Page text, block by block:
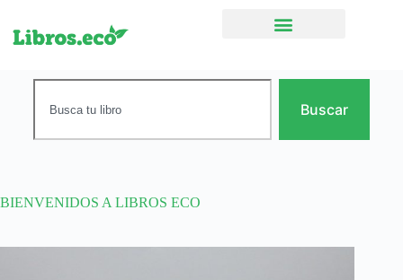
Buscar
BIENVENIDOS A LIBROS ECO